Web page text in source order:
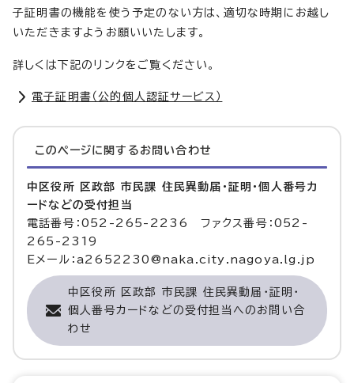
子証明書の機能を使う予定のない方は、適切な時期にお越し
いただきますようお願いいたします。
詳しくは下記のリンクをご覧ください。
電子証明書（公的個人認証サービス）
このページに関する お問い合わせ
中区役所 区政部 市民課 住民異動届・証明・個人番号カ
ードなどの受付担当
電話番号：052-265-2236 ファクス番号：052-
265-2319
Eメール：a2652230@naka.city.nagoya.lg.jp
中区役所 区政部 市民課 住民異動届・証明・
個人番号カードなどの受付担当へのお問い合
わせ